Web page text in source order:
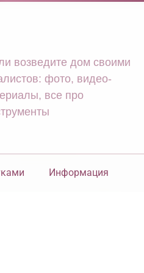
возведите дом своими
фото, видео-
все про
Информация